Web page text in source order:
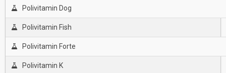
Polivitamin Dog
Polivitamin Fish
Polivitamin Forte
Polivitamin K